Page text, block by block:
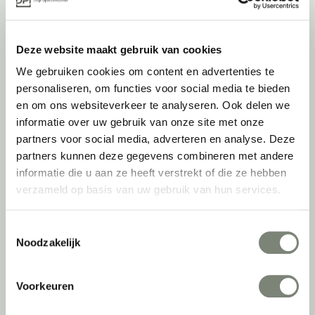
Deze website maakt gebruik van cookies
We gebruiken cookies om content en advertenties te
personaliseren, om functies voor social media te bieden
en om ons websiteverkeer te analyseren. Ook delen we
informatie over uw gebruik van onze site met onze
partners voor social media, adverteren en analyse. Deze
partners kunnen deze gegevens combineren met andere
informatie die u aan ze heeft verstrekt of die ze hebben
verzameld op basis van uw gebruik van hun services.
Noodzakelijk
Voorkeuren
Belangrijke categorieën
Zitsta bureaus
Duo bureaus
Projectstoffering
Akoestische oplossingen
Zitmeubilair
Kantoorkasten
Scheidingswanden
Stoelen
Tafels
Elektrificatie